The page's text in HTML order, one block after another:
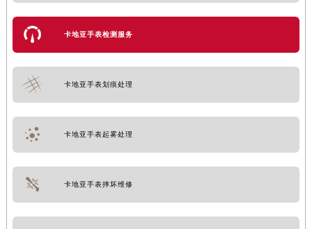
卡地亚手表检测服务
卡地亚手表划痕处理
卡地亚手表起雾处理
卡地亚手表摔坏维修